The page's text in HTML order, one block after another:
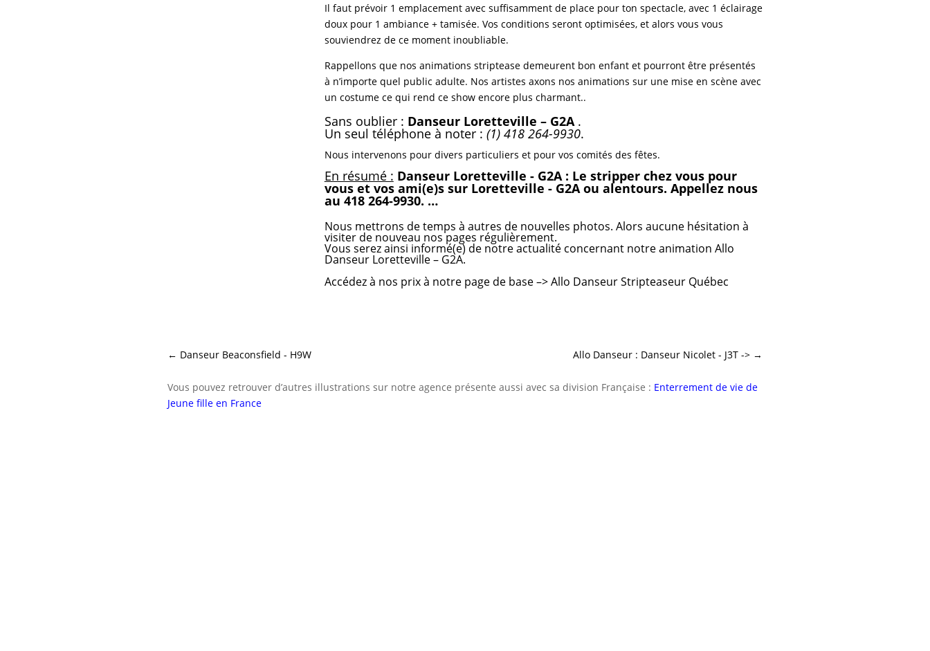
Il faut prévoir 1 emplacement avec suffisamment de place pour ton spectacle, avec 1 éclairage
doux pour 1 ambiance + tamisée. Vos conditions seront optimisées, et alors vous vous
souviendrez de ce moment inoubliable.
Rappellons que nos animations striptease demeurent bon enfant et pourront être présentés
à n’importe quel public adulte. Nos artistes axons nos animations sur une mise en scène avec
un costume ce qui rend ce show encore plus charmant..
Sans oublier : Danseur Loretteville – G2A.
Un seul téléphone à noter : (1) 418 264-9930.
Nous intervenons pour divers particuliers et pour vos comités des fêtes.
En résumé : Danseur Loretteville - G2A : Le stripper chez vous pour
vous et vos ami(e)s sur Loretteville - G2A ou alentours. Appellez nous
au 418 264-9930. …
Nous mettrons de temps à autres de nouvelles photos. Alors aucune hésitation à
visiter de nouveau nos pages régulièrement.
Vous serez ainsi informé(e) de notre actualité concernant notre animation Allo
Danseur Loretteville – G2A.
Accédez à nos prixà notre page de base –>Allo Danseur Stripteaseur Québec
← Danseur Beaconsfield - H9W Allo Danseur : Danseur Nicolet - J3T -> →
Vous pouvez retrouver d’autres illustrations sur notre agence présente aussi avec sa division Française : Enterrement de vie de
Jeune fille en France